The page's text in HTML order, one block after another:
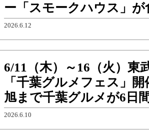
ー「スモークハウス」が
2026.6.12
6/11（木）～16（火）東
「千葉グルメフェス」
旭まで千葉グルメが6日
2026.6.10